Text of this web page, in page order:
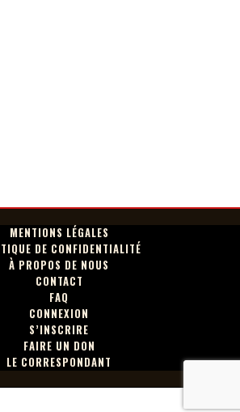
MENTIONS LÉGALES
DE CONFIDENTIALITÉ
À PROPOS DE NOUS
CONTACT
FAQ
CONNEXION
S’INSCRIRE
FAIRE UN DON
LE CORRESPONDANT